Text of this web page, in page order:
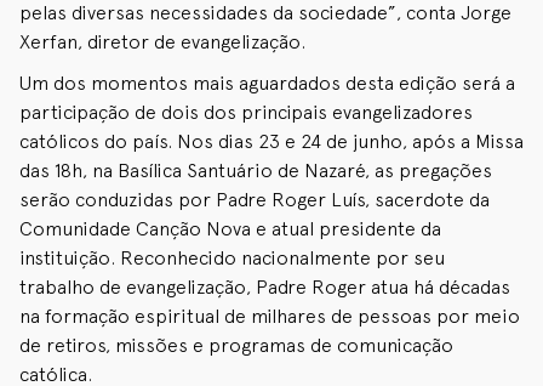
pelas diversas necessidades da sociedade”, conta Jorge
Xerfan, diretor de evangelização.
Um dos momentos mais aguardados desta edição será a
participação de dois dos principais evangelizadores
católicos do país. Nos dias 23 e 24 de junho, após a Missa
das 18h, na Basílica Santuário de Nazaré, as pregações
serão conduzidas por Padre Roger Luís, sacerdote da
Comunidade Canção Nova e atual presidente da
instituição. Reconhecido nacionalmente por seu
trabalho de evangelização, Padre Roger atua há décadas
na formação espiritual de milhares de pessoas por meio
de retiros, missões e programas de comunicação
católica.